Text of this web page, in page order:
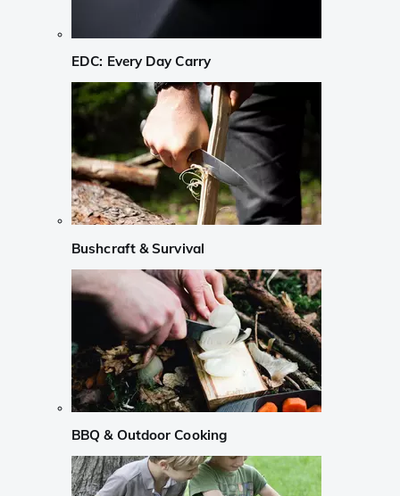
EDC: Every Day Carry
Bushcraft & Survival
BBQ & Outdoor Cooking